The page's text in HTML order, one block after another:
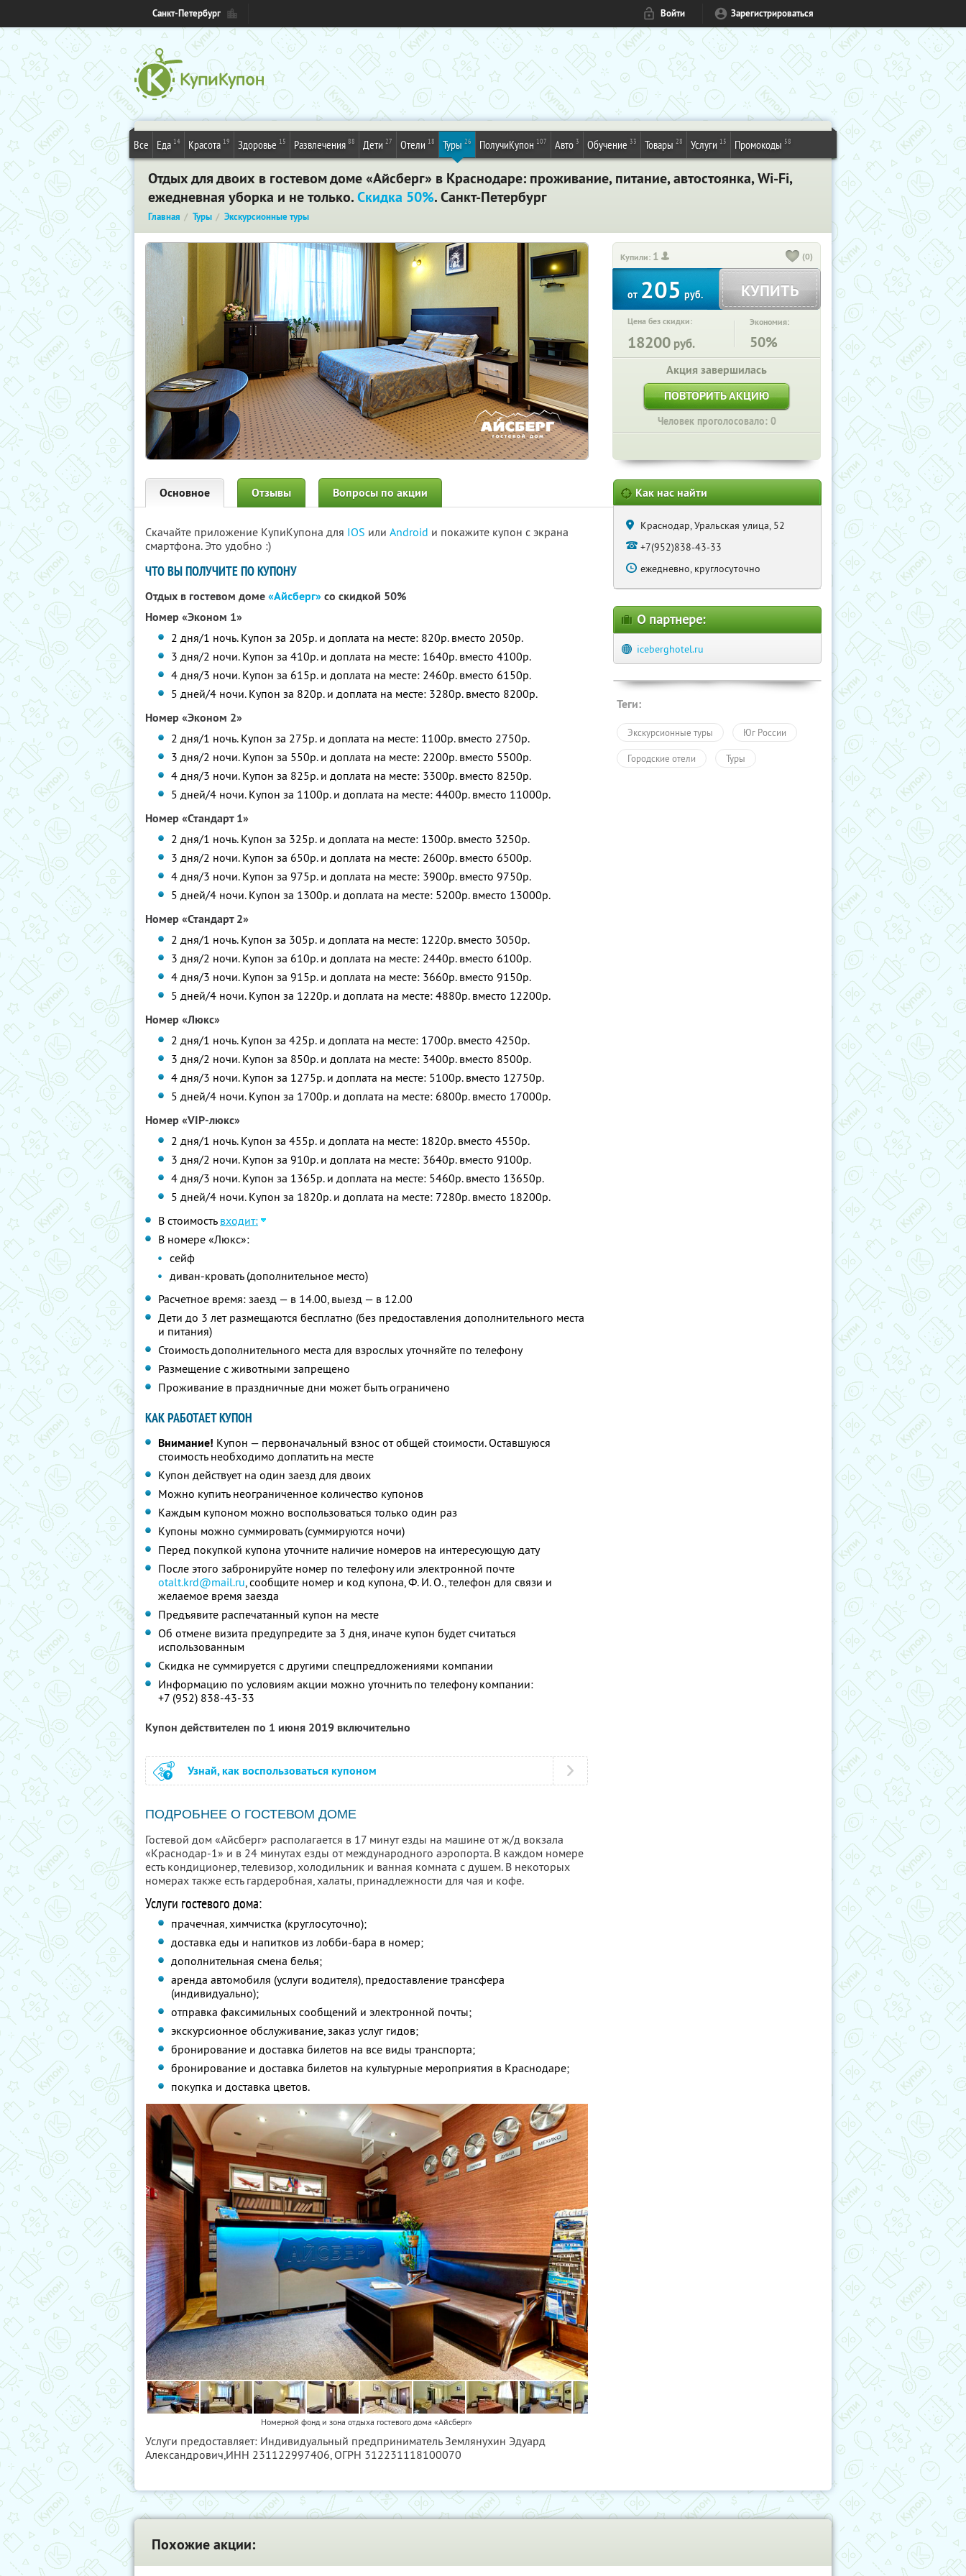
Санкт-Петербург Войти Зарегистрироваться
Все Еда 14 Красота 19 Здоровье 15 Развлечения 88 Дети 27 Отели 18 Туры 26 ПолучиКупон 107 Авто 3 Обучение 33 Товары 28 Услуги 15 Промокоды 58
Отдых для двоих в гостевом доме «Айсберг» в Краснодаре: проживание, питание, автостоянка, Wi-Fi,
ежедневная уборка и не только.Скидка 50%. Санкт-Петербург
Главная Туры Экскурсионные туры
Купили: 1 (0)
от205руб. КУПИТЬ
Цена без скидки:
18200 руб.
Экономия:
50%
Акция завершилась
ПОВТОРИТЬ АКЦИЮ
Человек проголосовало: 0
Основное Отзывы Вопросы по акции
Скачайте приложение КупиКупона для IOS или Android и покажите купон с экрана
смартфона. Это удобно :)
ЧТО ВЫ ПОЛУЧИТЕ ПО КУПОНУ
Отдых в гостевом доме«Айсберг»со скидкой 50%
Номер «Эконом 1»
2 дня/1 ночь. Купон за 205р. и доплата на месте: 820р. вместо 2050р.
3 дня/2 ночи. Купон за 410р. и доплата на месте: 1640р. вместо 4100р.
4 дня/3 ночи. Купон за 615р. и доплата на месте: 2460р. вместо 6150р.
5 дней/4 ночи. Купон за 820р. и доплата на месте: 3280р. вместо 8200р.
Номер «Эконом 2»
2 дня/1 ночь. Купон за 275р. и доплата на месте: 1100р. вместо 2750р.
3 дня/2 ночи. Купон за 550р. и доплата на месте: 2200р. вместо 5500р.
4 дня/3 ночи. Купон за 825р. и доплата на месте: 3300р. вместо 8250р.
5 дней/4 ночи. Купон за 1100р. и доплата на месте: 4400р. вместо 11000р.
Номер «Стандарт 1»
2 дня/1 ночь. Купон за 325р. и доплата на месте: 1300р. вместо 3250р.
3 дня/2 ночи. Купон за 650р. и доплата на месте: 2600р. вместо 6500р.
4 дня/3 ночи. Купон за 975р. и доплата на месте: 3900р. вместо 9750р.
5 дней/4 ночи. Купон за 1300р. и доплата на месте: 5200р. вместо 13000р.
Номер «Стандарт 2»
2 дня/1 ночь. Купон за 305р. и доплата на месте: 1220р. вместо 3050р.
3 дня/2 ночи. Купон за 610р. и доплата на месте: 2440р. вместо 6100р.
4 дня/3 ночи. Купон за 915р. и доплата на месте: 3660р. вместо 9150р.
5 дней/4 ночи. Купон за 1220р. и доплата на месте: 4880р. вместо 12200р.
Номер «Люкс»
2 дня/1 ночь. Купон за 425р. и доплата на месте: 1700р. вместо 4250р.
3 дня/2 ночи. Купон за 850р. и доплата на месте: 3400р. вместо 8500р.
4 дня/3 ночи. Купон за 1275р. и доплата на месте: 5100р. вместо 12750р.
5 дней/4 ночи. Купон за 1700р. и доплата на месте: 6800р. вместо 17000р.
Номер «VIP-люкс»
2 дня/1 ночь. Купон за 455р. и доплата на месте: 1820р. вместо 4550р.
3 дня/2 ночи. Купон за 910р. и доплата на месте: 3640р. вместо 9100р.
4 дня/3 ночи. Купон за 1365р. и доплата на месте: 5460р. вместо 13650р.
5 дней/4 ночи. Купон за 1820р. и доплата на месте: 7280р. вместо 18200р.
В стоимость входит:
В номере «Люкс»:
сейф
диван-кровать (дополнительное место)
Расчетное время: заезд — в 14.00, выезд — в 12.00
Дети до 3 лет размещаются бесплатно (без предоставления дополнительного места
и питания)
Стоимость дополнительного места для взрослых уточняйте по телефону
Размещение с животными запрещено
Проживание в праздничные дни может быть ограничено
КАК РАБОТАЕТ КУПОН
Внимание! Купон — первоначальный взнос от общей стоимости. Оставшуюся
стоимость необходимо доплатить на месте
Купон действует на один заезд для двоих
Можно купить неограниченное количество купонов
Каждым купоном можно воспользоваться только один раз
Купоны можно суммировать (суммируются ночи)
Перед покупкой купона уточните наличие номеров на интересующую дату
После этого забронируйте номер по телефону или электронной почте
otalt.krd@mail.ru, сообщите номер и код купона,Ф. И. О.,телефон для связи и
желаемое время заезда
Предъявите распечатанный купон на месте
Об отмене визита предупредите за 3 дня, иначе купон будет считаться
использованным
Скидка не суммируется с другими спецпредложениями компании
Информацию по условиям акции можно уточнить по телефону компании:
+7 (952) 838-43-33
Купон действителен по 1 июня 2019 включительно
Узнай, как воспользоваться купоном
ПОДРОБНЕЕ О ГОСТЕВОМ ДОМЕ
Гостевой дом «Айсберг» располагается в 17 минут езды на машине от ж/д вокзала
«Краснодар-1» и в 24 минутах езды от международного аэропорта. В каждом номере
есть кондиционер, телевизор, холодильник и ванная комната с душем. В некоторых
номерах также есть гардеробная, халаты, принадлежности для чая и кофе.
Услуги гостевого дома:
прачечная, химчистка (круглосуточно);
доставка еды и напитков из лобби-бара в номер;
дополнительная смена белья;
аренда автомобиля (услуги водителя), предоставление трансфера
(индивидуально);
отправка факсимильных сообщений и электронной почты;
экскурсионное обслуживание, заказ услуг гидов;
бронирование и доставка билетов на все виды транспорта;
бронирование и доставка билетов на культурные мероприятия в Краснодаре;
покупка и доставка цветов.
Номерной фонд и зона отдыха гостевого дома «Айсберг»
Услуги предоставляет: Индивидуальный предприниматель Землянухин Эдуард
Александрович,ИНН 231122997406, ОГРН 312231118100070
Как нас найти
Краснодар, Уральская улица, 52
+7(952)838-43-33
ежедневно, круглосуточно
О партнере:
iceberghotel.ru
Теги:
Экскурсионные туры Юг России
Городские отели Туры
Похожие акции: